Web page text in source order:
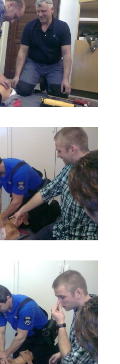
2011_3
2011_4
2011_5